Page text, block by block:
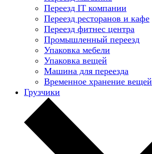
Переезд IT компании
Переезд ресторанов и кафе
Переезд фитнес центра
Промышленный переезд
Упаковка мебели
Упаковка вещей
Машина для переезда
Временное хранение вещей
Грузчики